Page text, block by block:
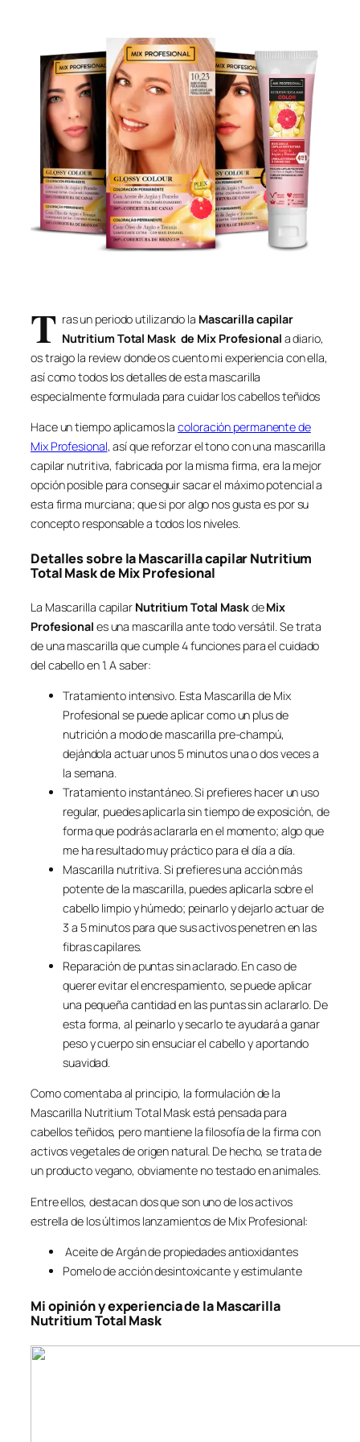
T ras un periodo utilizando la Mascarilla capilar
Nutritium Total Mask de Mix Profesional a diario,
os traigo la review donde os cuento mi experiencia con ella,
así como todos los detalles de esta mascarilla
especialmente formulada para cuidar los cabellos teñidos
Hace un tiempo aplicamos lacoloración permanente de
Mix Profesional, así que reforzar el tono con una mascarilla
capilar nutritiva, fabricada por la misma firma, era la mejor
opción posible para conseguir sacar el máximo potencial a
esta firma murciana; que si por algo nos gusta es por su
concepto responsable a todos los niveles.
Detalles sobre la Mascarilla capilar Nutritium
Total Mask de Mix Profesional
La Mascarilla capilar Nutritium Total MaskdeMix
Profesional es una mascarilla ante todo versátil. Se trata
de una mascarilla que cumple 4 funciones para el cuidado
del cabello en 1. A saber:
Tratamiento intensivo. Esta Mascarilla de Mix
Profesional se puede aplicar como un plus de
nutrición a modo de mascarilla pre-champú,
dejándola actuar unos 5 minutos una o dos veces a
la semana.
Tratamiento instantáneo. Si prefieres hacer un uso
regular, puedes aplicarla sin tiempo de exposición, de
forma que podrás aclararla en el momento; algo que
me ha resultado muy práctico para el día a día.
Mascarilla nutritiva. Si prefieres una acción más
potente de la mascarilla, puedes aplicarla sobre el
cabello limpio y húmedo; peinarlo y dejarlo actuar de
3 a 5 minutos para que sus activos penetren en las
fibras capilares.
Reparación de puntas sin aclarado. En caso de
querer evitar el encrespamiento, se puede aplicar
una pequeña cantidad en las puntas sin aclararlo. De
esta forma, al peinarlo y secarlo te ayudará a ganar
peso y cuerpo sin ensuciar el cabello y aportando
suavidad.
Como comentaba al principio, la formulación de la
Mascarilla Nutritium Total Mask está pensada para
cabellos teñidos, pero mantiene la filosofía de la firma con
activos vegetales de origen natural. De hecho, se trata de
un producto vegano, obviamente no testado en animales.
Entre ellos, destacan dos que son uno de los activos
estrella de los últimos lanzamientos de Mix Profesional:
Aceite de Argán de propiedades antioxidantes
Pomelo de acción desintoxicante y estimulante
Mi opinión y experiencia de la Mascarilla
Nutritium Total Mask